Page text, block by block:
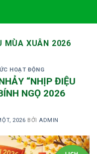
MÙA XUÂN 2026
HOẠT ĐỘNG
“NHỊP ĐIỆU
NGỌ 2026
2026 BỞI ADMIN